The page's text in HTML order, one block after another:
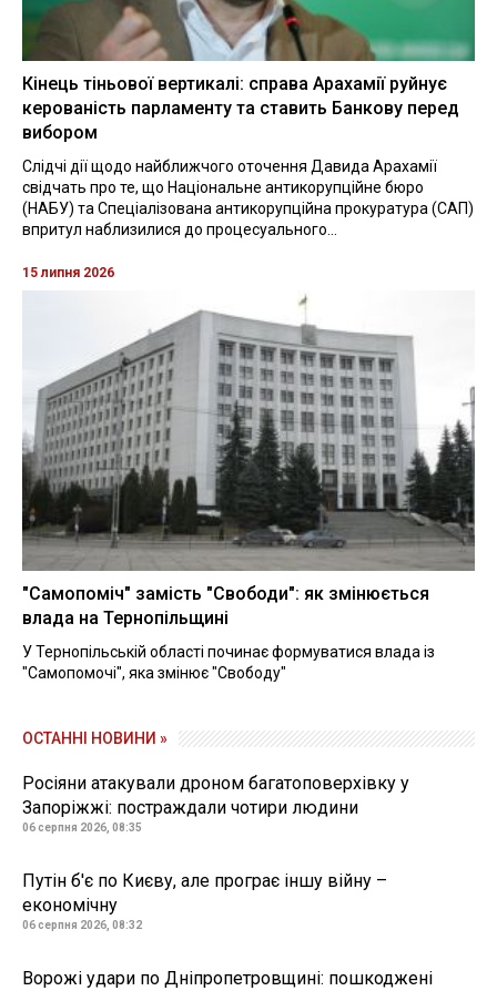
Кінець тіньової вертикалі: справа Арахамії руйнує
керованість парламенту та ставить Банкову перед
вибором
Слідчі дії щодо найближчого оточення Давида Арахамії
свідчать про те, що Національне антикорупційне бюро
(НАБУ) та Спеціалізована антикорупційна прокуратура (САП)
впритул наблизилися до процесуального...
15 липня 2026
"Самопоміч" замість "Свободи": як змінюється
влада на Тернопільщині
У Тернопільській області починає формуватися влада із
"Самопомочі", яка змінює "Свободу"
ОСТАННІ НОВИНИ »
Росіяни атакували дроном багатоповерхівку у
Запоріжжі: постраждали чотири людини
06 серпня 2026, 08:35
Путін б'є по Києву, але програє іншу війну –
економічну
06 серпня 2026, 08:32
Ворожі удари по Дніпропетровщині: пошкоджені